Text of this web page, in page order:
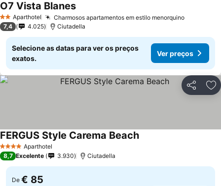
2 EstrelasAparthotel Charmosos apartamentos em estilo menorquino
O7 Vista Blanes
7,4 4.025 Ciutadella
Selecione as datas para ver os preços
exatos.
Ver preços
Partilhar
4 EstrelasAparthotel
FERGUS Style Carema Beach
8,7 Excelente 3.930 Ciutadella
De € 85